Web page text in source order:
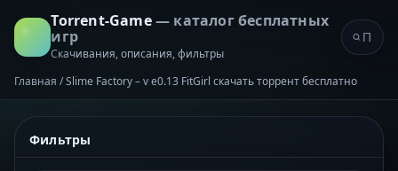
Torrent-Game— каталог бесплатных
игр
Скачивания, описания, фильтры
Главная /Slime Factory – v e0.13 FitGirl скачать торрент бесплатно
Фильтры